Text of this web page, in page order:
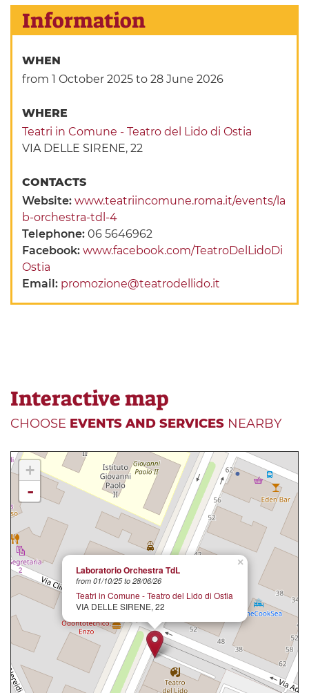
Information
WHEN
from 1 October 2025 to 28 June 2026
WHERE
Teatri in Comune - Teatro del Lido di Ostia
VIA DELLE SIRENE, 22
CONTACTS
Website:www.teatriincomune.roma.it/events/la
b-orchestra-tdl-4
Telephone:06 5646962
Facebook:www.facebook.com/TeatroDelLidoDi
Ostia
Email: promozione@teatrodellido.it
Interactive map
CHOOSE EVENTS AND SERVICES NEARBY
×
Laboratorio Orchestra TdL
from 01/10/25 to 28/06/26
Teatri in Comune - Teatro del Lido di Ostia
VIA DELLE SIRENE, 22
+
-